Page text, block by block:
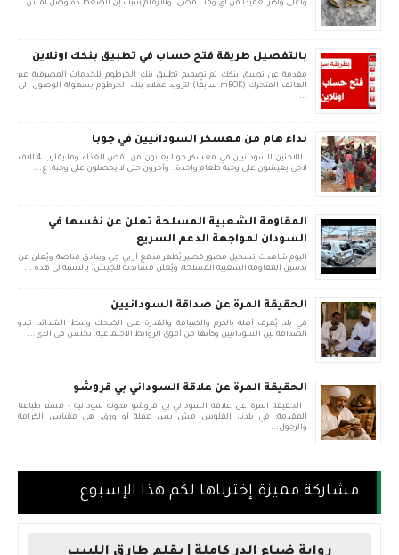
وأغلى وأكثر تعقيدًا من أي وقت مضى. والأرقام بتثبت إن الضغط ده وصل لمس...
بالتفصيل طريقة فتح حساب في تطبيق بنكك اونلاين
مقدمة عن تطبيق بنكك تم تصميم تطبيق بنك الخرطوم للخدمات المصرفية عبر
الهاتف المتحرك (mBOK سابقًا) لتزويد عملاء بنك الخرطوم بسهولة الوصول إلى
...
نداء هام من معسكر السودانيين في جوبا
اللاجئين السودانيين في معسكر جوبا يعانون من نقص الغذاء وما يقارب 4 الاف
لاجئ يعيشون على وجبة طعام واحدة. وأخرون حتى لا يحصلون على وجبة. ع...
المقاومة الشعبية المسلحة تعلن عن نفسها في
السودان لمواجهة الدعم السريع
اليوم شاهدت تسجيل مصور قصير يُظهر مدفع آر بي جي وبنادق قناصة ويُعلن عن
تدشين المقاومة الشعبية المسلحة، ويُعلن مساندته للجيش. بالنسبة لي هذه ...
الحقيقة المرة عن صداقة السودانيين
في بلد يُعرف أهله بالكرم والضيافة والقدرة على الضحك وسط الشدائد، تبدو
الصداقة بين السودانيين وكأنها من أقوى الروابط الاجتماعية. نجلس في الدي...
الحقيقة المرة عن علاقة السوداني بي قروشو
الحقيقة المرة عن علاقة السوداني بي قروشو مدونة سودانية - قسم طباعنا
المقدمة: في بلدنا، الفلوس مش بس عملة أو ورق، هي مقياس الكرامة
والرجول...
مشاركة مميزة إخترناها لكم هذا الإسبوع